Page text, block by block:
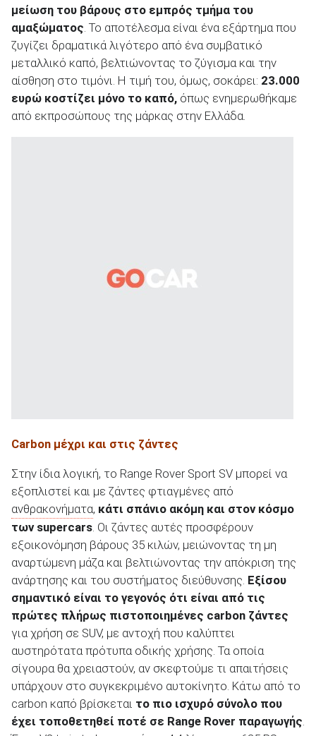
μείωση του βάρους στο εμπρός τμήμα του
αμαξώματος . Το αποτέλεσμα είναι ένα εξάρτημα που
ζυγίζει δραματικά λιγότερο από ένα συμβατικό
μεταλλικό καπό, βελτιώνοντας το ζύγισμα και την
αίσθηση στο τιμόνι. Η τιμή του, όμως, σοκάρει: 23.000
ευρώ κοστίζει μόνο το καπό, όπως ενημερωθήκαμε
από εκπροσώπους της μάρκας στην Ελλάδα.
Carbon μέχρι και στις ζάντες
Στην ίδια λογική, το Range Rover Sport SV μπορεί να
εξοπλιστεί και με ζάντες φτιαγμένες από
ανθρακονήματα, κάτι σπάνιο ακόμη και στον κόσμο
των supercars. Οι ζάντες αυτές προσφέρουν
εξοικονόμηση βάρους 35 κιλών, μειώνοντας τη μη
αναρτώμενη μάζα και βελτιώνοντας την απόκριση της
ανάρτησης και του συστήματος διεύθυνσης. Εξίσου
σημαντικό είναι το γεγονός ότι είναι από τις
πρώτες πλήρως πιστοποιημένες carbon ζάντες
για χρήση σε SUV, με αντοχή που καλύπτει
αυστηρότατα πρότυπα οδικής χρήσης. Τα οποία
σίγουρα θα χρειαστούν, αν σκεφτούμε τι απαιτήσεις
υπάρχουν στο συγκεκριμένο αυτοκίνητο. Κάτω από το
carbon καπό βρίσκεται το πιο ισχυρό σύνολο που
έχει τοποθετηθεί ποτέ σε Range Rover παραγωγής.